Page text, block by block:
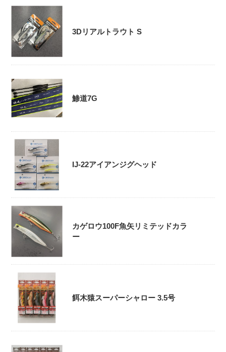
3Dリアルトラウト S
鯵道7G
IJ-22アイアンジグヘッド
カゲロウ100F魚矢リミテッドカラ
ー
餌木猿スーパーシャロー 3.5号